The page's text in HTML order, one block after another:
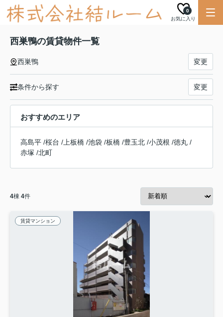
お気に入り
0
西巣鴨の賃貸物件一覧
西巣鴨 変更
条件から探す 変更
おすすめのエリア
高島平 /桜台 / 上板橋 /池袋 /板橋 /豊玉北 /小茂根 /徳丸 /
赤塚 /北町
4棟 4件
賃貸マンション